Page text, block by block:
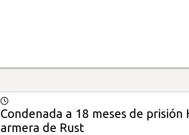
Condenada a 18 meses de
armera de Rust